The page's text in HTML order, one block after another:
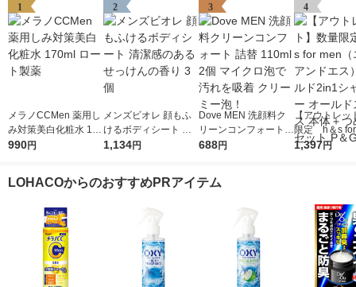
1
メラノCCMen 薬用し
み対策美白化粧水 170
ml ロート製薬
990円
2
メンズビオレ 顔もふ
けるボディシート 清
潔感のあるせっけんの
1,134円
3
Dove MEN 洗顔料ク
リーンコンフォート
詰替 110ml 2個 マイ
688円
4
【アウトレッ
限定 h＆s
（エイチアン
1,397円
LOHACOからのおすすめPRアイテム